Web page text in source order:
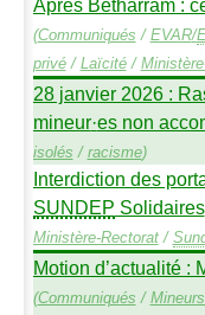
Après Bétharram :
(Communiqués / EVAR/
privé/ Laïcité/
28 janvier 2026 :
mineur·es non
isolés / racisme)
Interdiction des
SUNDEP Solidaires
Ministère-Rectorat/
Motion d’actualité :
(Communiqués /